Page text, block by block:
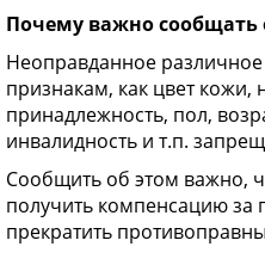
Почему важно
Неоправданное
признакам, как цвет кожи,
принадлежность, пол,
инвалидность и т.п.
Сообщить об этом важно,
получить компенсацию
прекратить